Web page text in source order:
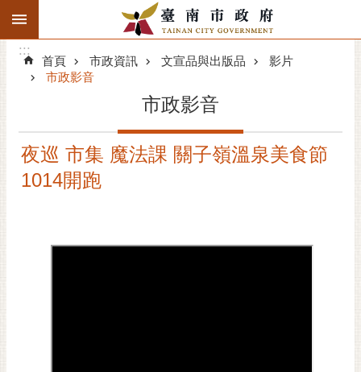
跳到主要內容區塊
搜
階
搜
精彩府城
市府動態
:::
:::
首頁 市政資訊 文宣品與出版品
影片
市政影音
市政影音
夜巡 市集 魔法課 關子嶺溫泉美食節
1014開跑